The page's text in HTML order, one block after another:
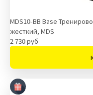
MDS10-BB Base
жесткий, MDS
2 730 руб